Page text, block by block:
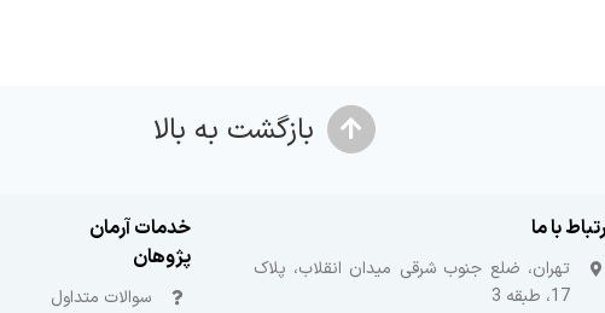
بازگشت به بالا
با ما
تهران، ضلع جنوب شرقی میدان انقلاب، پلاک
17، طبقه 3
خدمات آرمان
پژوهان
سوالات متداول